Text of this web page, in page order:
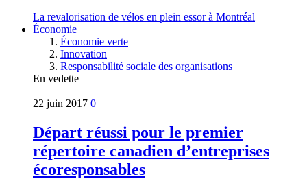
La revalorisation de vélos en plein essor à Montréal
Économie
Économie verte
Innovation
Responsabilité sociale des organisations
En vedette
22 juin 2017 0
Départ réussi pour le premier
répertoire canadien d’entreprises
écoresponsables